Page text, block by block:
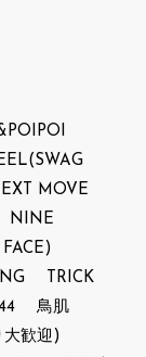
MOVE
NINE
FACE)
TRICK
鳥肌
歓迎)